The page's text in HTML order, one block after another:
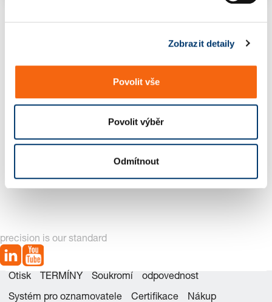
Zobrazit detaily
Povolit vše
Povolit výběr
Odmítnout
2 Zboží nalezeno
náhradních dílů
2484.13.00750. Plynové
pružiny LCF, tlumené
precision is our standard
Otisk TERMÍNY Soukromí odpovednost
Systém pro oznamovatele Certifikace Nákup